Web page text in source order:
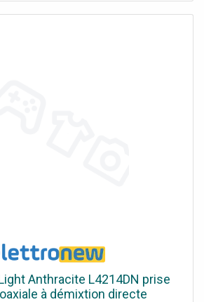
Anthracite L4214DN prise
à démixtion directe